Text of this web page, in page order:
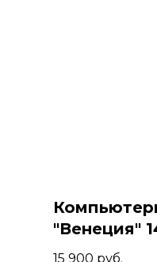
"Венеция"
15 900 руб.